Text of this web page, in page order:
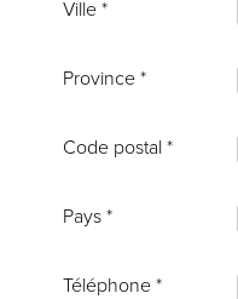
Ville *
Province *
Code postal *
Pays *
Téléphone *